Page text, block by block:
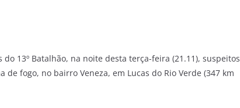
13º Batalhão, na noite desta terça-feira (21.11), suspeitos
fogo, no bairro Veneza, em Lucas do Rio Verde (347 km